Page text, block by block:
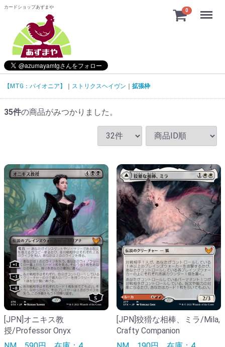
カードショップあずまや
0 Menu
【MTG：パイオニア】 ストリクスヘイヴン 拡張枠
35件の商品がみつかりました。
[JPN]オニキス教
授/Professor Onyx
[JPN]狡猾な相棒、ミラ/Mila,
Crafty Companion